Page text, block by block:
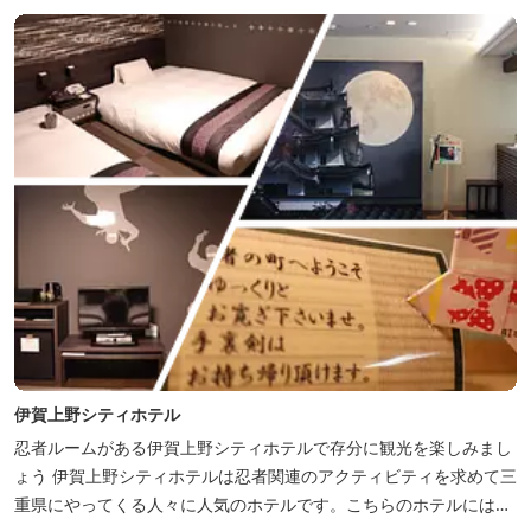
伊賀上野シティホテル
忍者ルームがある伊賀上野シティホテルで存分に観光を楽しみまし
ょう 伊賀上野シティホテルは忍者関連のアクティビティを求めて三
重県にやってくる人々に人気のホテルです。こちらのホテルには、